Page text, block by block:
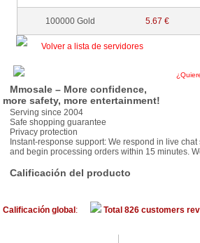
100000 Gold 5.67 €
Volver a lista de servidores
Mmosale – More confidence,
more safety, more entertainment!
Serving since 2004
Safe shopping guarantee
Privacy protection
Instant-response support: We respond in live
and begin processing orders within 15 minutes.
Calificación del producto
Calificación global: Total 826 customers